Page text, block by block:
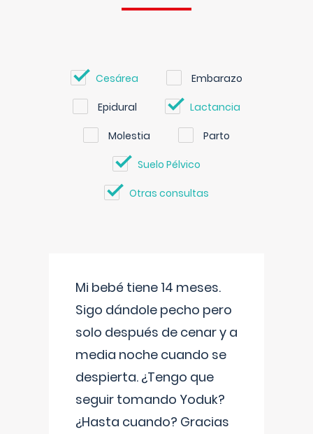
Cesárea Embarazo
Epidural Lactancia
Molestia Parto
Suelo Pélvico
Otras consultas
Mi bebé tiene 14 meses.
Sigo dándole pecho pero
solo después de cenar y a
media noche cuando se
despierta. ¿Tengo que
seguir tomando Yoduk?
¿Hasta cuando? Gracias